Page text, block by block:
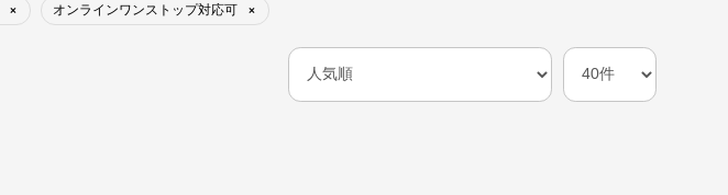
× オンラインワンストップ対応可 ×